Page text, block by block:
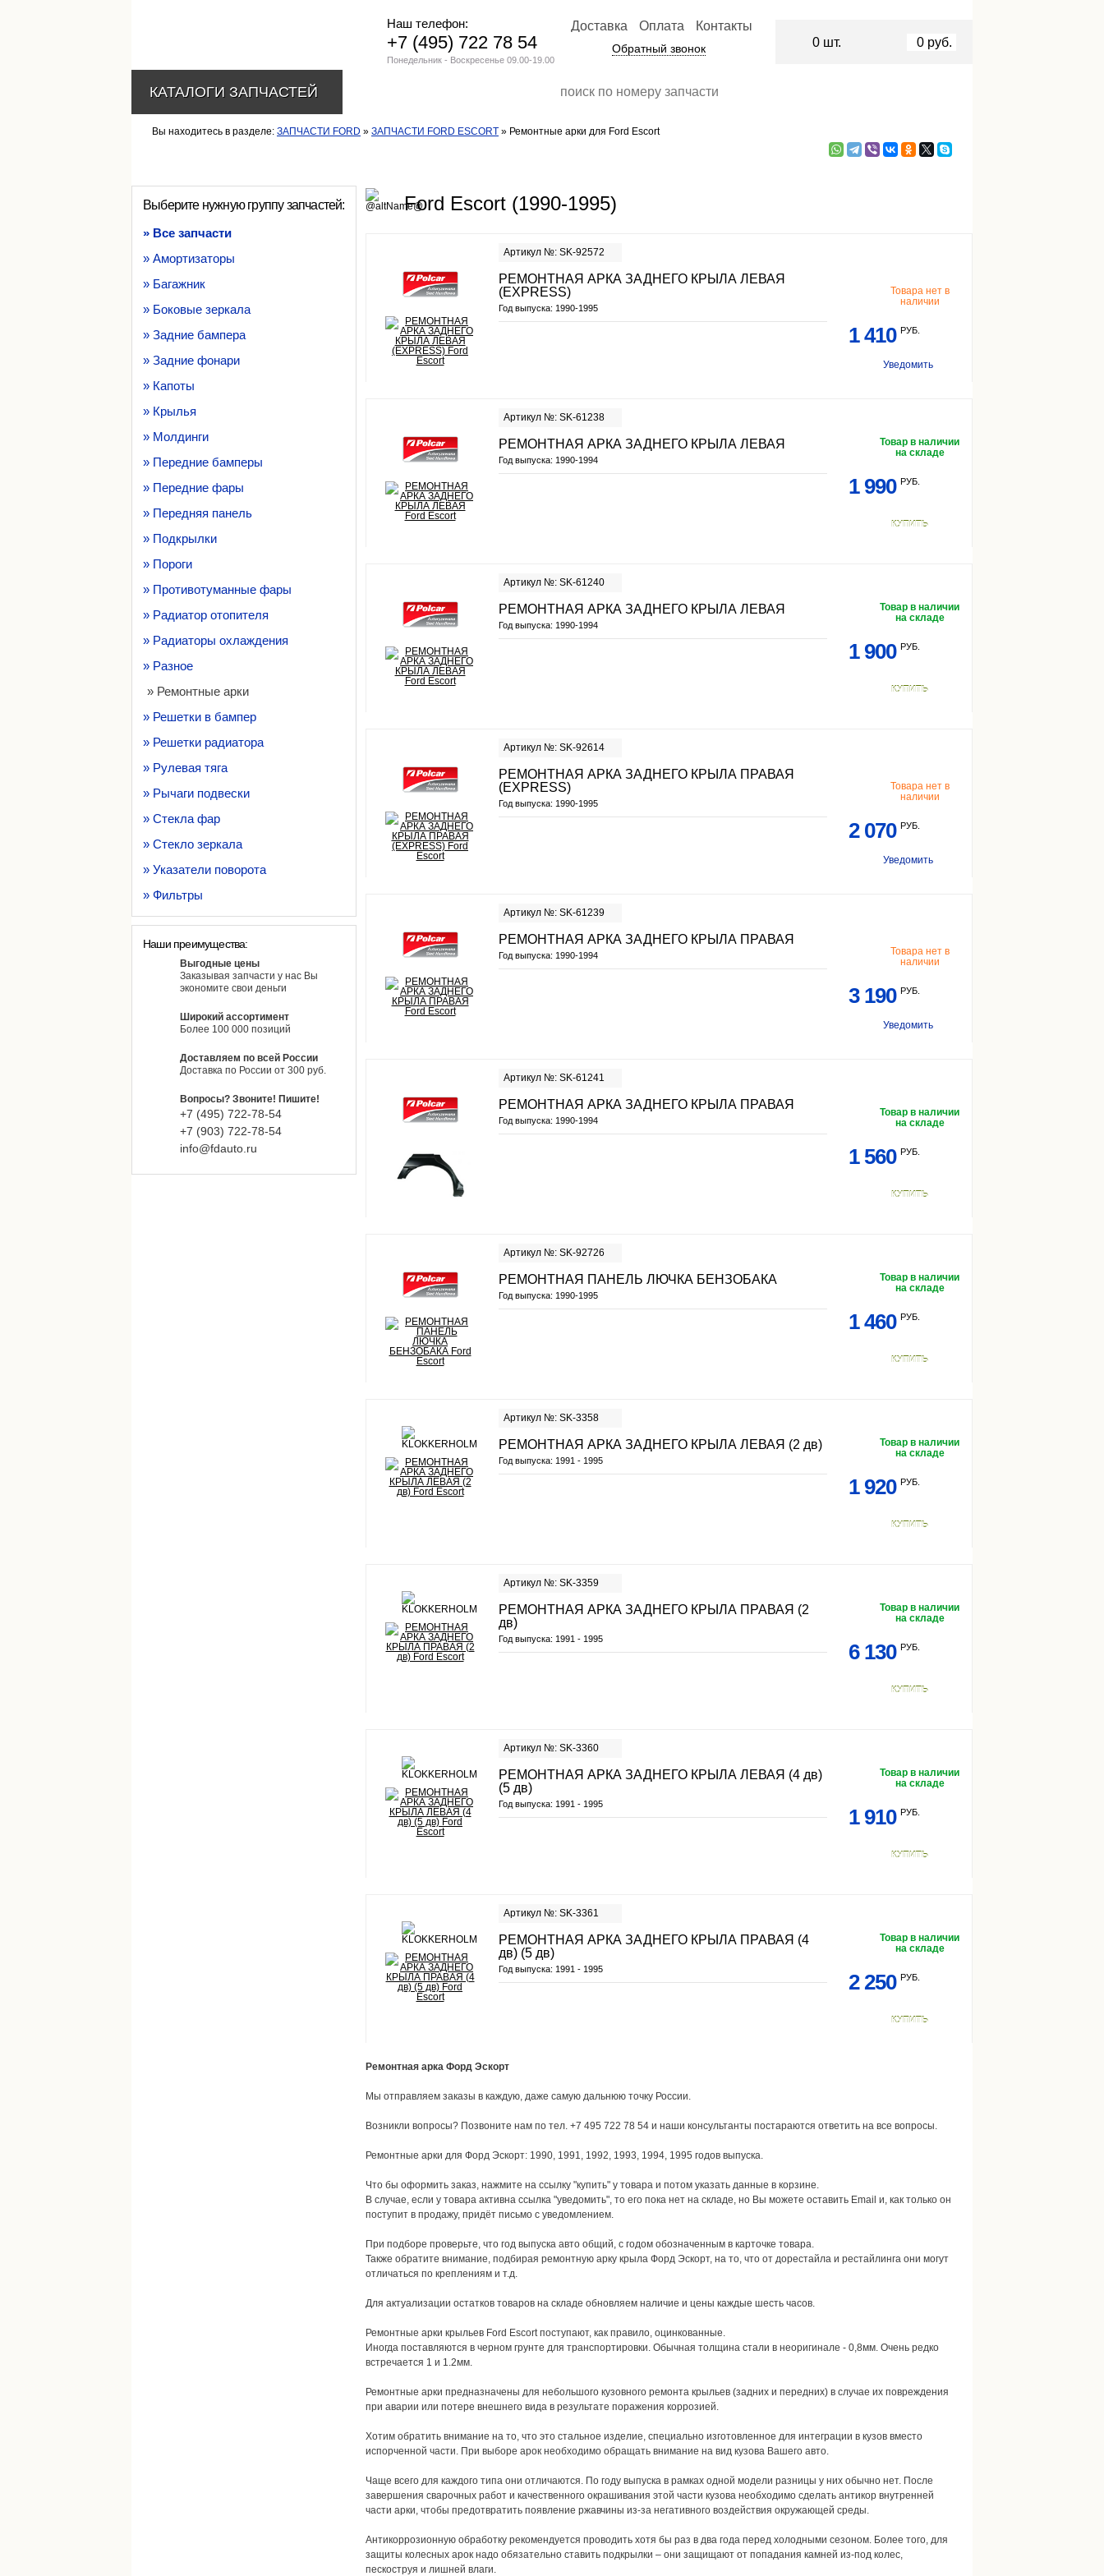
Вы находитесь в разделе: ЗАПЧАСТИ FORD » ЗАПЧАСТИ FORD ESCORT » Ремонтные арки для Ford Escort
Ford Escort (1990-1995)
Артикул №: SK-92572
РЕМОНТНАЯ АРКА ЗАДНЕГО КРЫЛА ЛЕВАЯ
(EXPRESS)
Год выпуска: 1990-1995
Товара нет в
наличии
1 410 РУБ.
Уведомить
Артикул №: SK-61238
РЕМОНТНАЯ АРКА ЗАДНЕГО КРЫЛА ЛЕВАЯ
Год выпуска: 1990-1994
Товар в наличии
на складе
1 990 РУБ.
КУПИТЬ
Артикул №: SK-61240
РЕМОНТНАЯ АРКА ЗАДНЕГО КРЫЛА ЛЕВАЯ
Год выпуска: 1990-1994
Товар в наличии
на складе
1 900 РУБ.
КУПИТЬ
Артикул №: SK-92614
РЕМОНТНАЯ АРКА ЗАДНЕГО КРЫЛА ПРАВАЯ
(EXPRESS)
Год выпуска: 1990-1995
Товара нет в
наличии
2 070 РУБ.
Уведомить
Артикул №: SK-61239
РЕМОНТНАЯ АРКА ЗАДНЕГО КРЫЛА ПРАВАЯ
Год выпуска: 1990-1994
Товара нет в
наличии
3 190 РУБ.
Уведомить
Артикул №: SK-61241
РЕМОНТНАЯ АРКА ЗАДНЕГО КРЫЛА ПРАВАЯ
Год выпуска: 1990-1994
Товар в наличии
на складе
1 560 РУБ.
КУПИТЬ
Артикул №: SK-92726
РЕМОНТНАЯ ПАНЕЛЬ ЛЮЧКА БЕНЗОБАКА
Год выпуска: 1990-1995
Товар в наличии
на складе
1 460 РУБ.
КУПИТЬ
Артикул №: SK-3358
РЕМОНТНАЯ АРКА ЗАДНЕГО КРЫЛА ЛЕВАЯ (2 дв)
Год выпуска: 1991 - 1995
Товар в наличии
на складе
1 920 РУБ.
КУПИТЬ
Артикул №: SK-3359
РЕМОНТНАЯ АРКА ЗАДНЕГО КРЫЛА ПРАВАЯ (2
дв)
Год выпуска: 1991 - 1995
Товар в наличии
на складе
6 130 РУБ.
КУПИТЬ
Артикул №: SK-3360
РЕМОНТНАЯ АРКА ЗАДНЕГО КРЫЛА ЛЕВАЯ (4 дв)
(5 дв)
Год выпуска: 1991 - 1995
Товар в наличии
на складе
1 910 РУБ.
КУПИТЬ
Артикул №: SK-3361
РЕМОНТНАЯ АРКА ЗАДНЕГО КРЫЛА ПРАВАЯ (4
дв) (5 дв)
Год выпуска: 1991 - 1995
Товар в наличии
на складе
2 250 РУБ.
КУПИТЬ
Ремонтная арка Форд Эскорт
Мы отправляем заказы в каждую, даже самую дальнюю точку России.
Возникли вопросы? Позвоните нам по тел. +7 495 722 78 54 и наши консультанты постараются ответить на все вопросы.
Ремонтные арки для Форд Эскорт: 1990, 1991, 1992, 1993, 1994, 1995 годов выпуска.
Что бы оформить заказ, нажмите на ссылку "купить" у товара и потом указать данные в корзине.
В случае, если у товара активна ссылка "уведомить", то его пока нет на складе, но Вы можете оставить Email и, как только он
поступит в продажу, придёт письмо с уведомлением.
При подборе проверьте, что год выпуска авто общий, с годом обозначенным в карточке товара.
Также обратите внимание, подбирая ремонтную арку крыла Форд Эскорт, на то, что от дорестайла и рестайлинга они могут
отличаться по креплениям и т.д.
Для актуализации остатков товаров на складе обновляем наличие и цены каждые шесть часов.
Ремонтные арки крыльев Ford Escort поступают, как правило, оцинкованные.
Иногда поставляются в черном грунте для транспортировки. Обычная толщина стали в неоригинале - 0,8мм. Очень редко
встречается 1 и 1.2мм.
Ремонтные арки предназначены для небольшого кузовного ремонта крыльев (задних и передних) в случае их повреждения
при аварии или потере внешнего вида в результате поражения коррозией.
Хотим обратить внимание на то, что это стальное изделие, специально изготовленное для интеграции в кузов вместо
испорченной части. При выборе арок необходимо обращать внимание на вид кузова Вашего авто.
Чаще всего для каждого типа они отличаются. По году выпуска в рамках одной модели разницы у них обычно нет. После
завершения сварочных работ и качественного окрашивания этой части кузова необходимо сделать антикор внутренней
части арки, чтобы предотвратить появление ржавчины из-за негативного воздействия окружающей среды.
Антикоррозионную обработку рекомендуется проводить хотя бы раз в два года перед холодными сезоном. Более того, для
защиты колесных арок надо обязательно ставить подкрылки – они защищают от попадания камней из-под колес,
пескоструя и лишней влаги.
Выберите нужную группу запчастей:
» Все запчасти
» Амортизаторы
» Багажник
» Боковые зеркала
» Задние бампера
» Задние фонари
» Капоты
» Крылья
» Молдинги
» Передние бамперы
» Передние фары
» Передняя панель
» Подкрылки
» Пороги
» Противотуманные фары
» Радиатор отопителя
» Радиаторы охлаждения
» Разное
» Ремонтные арки
» Решетки в бампер
» Решетки радиатора
» Рулевая тяга
» Рычаги подвески
» Стекла фар
» Стекло зеркала
» Указатели поворота
» Фильтры
Наши преимущества:
Выгодные цены
Заказывая запчасти у нас Вы
экономите свои деньги
Широкий ассортимент
Более 100 000 позиций
Доставляем по всей России
Доставка по России от 300 руб.
Вопросы? Звоните! Пишите!
+7 (495) 722-78-54
+7 (903) 722-78-54
info@fdauto.ru
Наш телефон:
+7 (495) 722 78 54
Понедельник - Воскресенье 09.00-19.00
Доставка Оплата Контакты
Обратный звонок 0 шт. 0 руб.
КАТАЛОГИ ЗАПЧАСТЕЙ